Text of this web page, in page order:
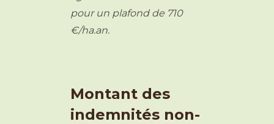
pour un plafond de 710
€/ha.an.
Montant des
indemnités non-